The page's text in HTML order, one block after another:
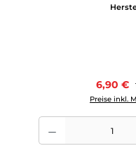
6,90 €
Preise inkl.
Produkt Anzahl: Gib